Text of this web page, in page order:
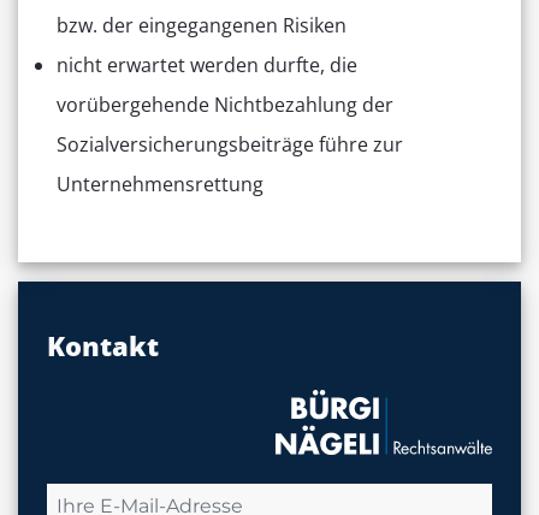
bzw. der eingegangenen Risiken
nicht erwartet werden durfte, die
vorübergehende Nichtbezahlung der
Sozialversicherungsbeiträge führe zur
Unternehmensrettung
Kontakt